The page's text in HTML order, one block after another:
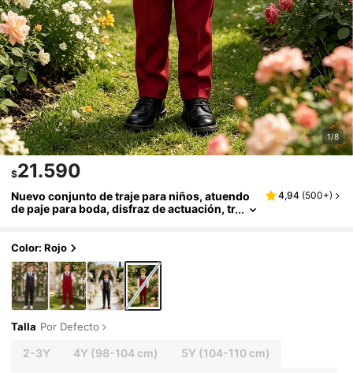
1/8
$21.590
Nuevo conjunto de traje para niños, atuendo
de paje para boda, disfraz de actuación, tr
es y corbata
4,94 (500+)
Color: Rojo
Talla Por Defecto
2-3Y 4Y (98-104 cm) 5Y (104-110 cm)